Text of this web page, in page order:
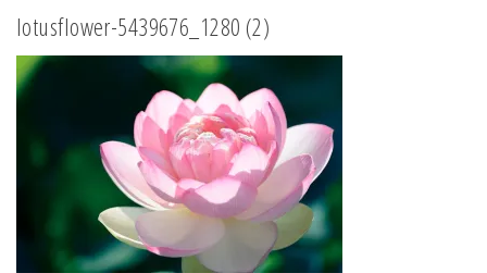
lotusflower-5439676_1280 (2)